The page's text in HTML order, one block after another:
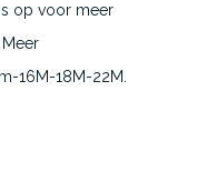
op voor meer
16M-18M-22M.